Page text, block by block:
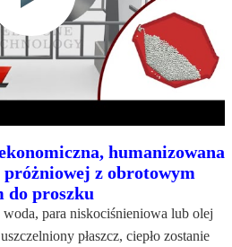
humanizowana
z obrotowym
do proszku
woda, para niskociśnieniowa lub olej
płaszcz, ciepło zostanie